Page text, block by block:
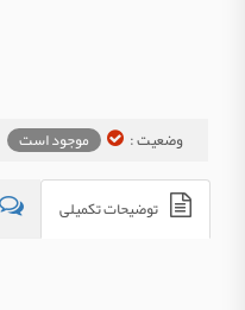
وضعیت : موجود است
توضیحات تکمیلی